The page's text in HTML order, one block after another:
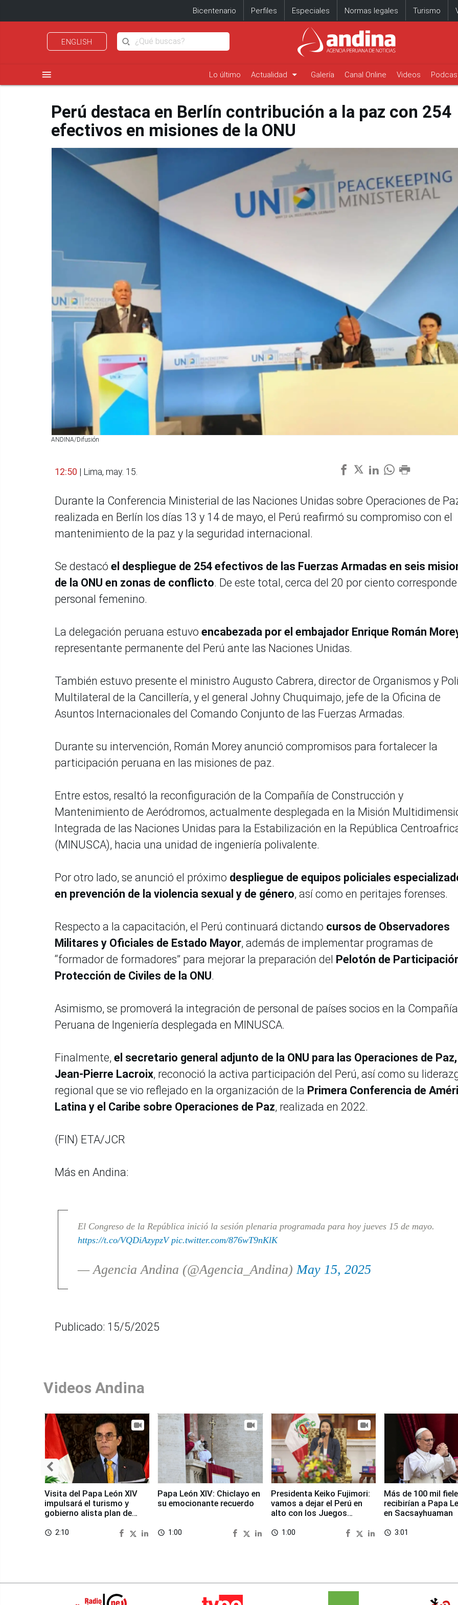
Bicentenario Perfiles Especiales Normas legales Turismo
ENGLISH
menu Lo último Actualidad arrow_drop_down Galería Canal Online Videos
Perú destaca en Berlín contribución a la paz con 254
efectivos en misiones de la ONU
ANDINA/Difusión
12:50 | Lima, may. 15.
Durante la Conferencia Ministerial de las Naciones Unidas sobre Operaciones de
realizada en Berlín los días 13 y 14 de mayo, el Perú reafirmó su compromiso con el
mantenimiento de la paz y la seguridad internacional.
Se destacó el despliegue de 254 efectivos de las Fuerzas Armadas en seis
de la ONU en zonas de conflicto. De este total, cerca del 20 por ciento
personal femenino.
La delegación peruana estuvo encabezada por el embajador Enrique Román
representante permanente del Perú ante las Naciones Unidas.
También estuvo presente el ministro Augusto Cabrera, director de Organismos y
Multilateral de la Cancillería, y el general Johny Chuquimajo, jefe de la Oficina de
Asuntos Internacionales del Comando Conjunto de las Fuerzas Armadas.
Durante su intervención, Román Morey anunció compromisos para fortalecer la
participación peruana en las misiones de paz.
Entre estos, resaltó la reconfiguración de la Compañía de Construcción y
Mantenimiento de Aeródromos, actualmente desplegada en la Misión
Integrada de las Naciones Unidas para la Estabilización en la República
(MINUSCA), hacia una unidad de ingeniería polivalente.
Por otro lado, se anunció el próximo despliegue de equipos policiales
en prevención de la violencia sexual y de género, así como en peritajes forenses.
Respecto a la capacitación, el Perú continuará dictando cursos de Observadores
Militares y Oficiales de Estado Mayor, además de implementar programas de
“formador de formadores” para mejorar la preparación del Pelotón de
Protección de Civiles de la ONU.
Asimismo, se promoverá la integración de personal de países socios en la Compañía
Peruana de Ingeniería desplegada en MINUSCA.
Finalmente, el secretario general adjunto de la ONU para las Operaciones de Paz,
Jean-Pierre Lacroix, reconoció la activa participación del Perú, así como su
regional que se vio reflejado en la organización de la Primera Conferencia de
Latina y el Caribe sobre Operaciones de Paz, realizada en 2022.
(FIN) ETA/JCR
Más en Andina:
El Congreso de la República inició la sesión plenaria programada para hoy jueves 15 de mayo.
https://t.co/VQDiAzypzV pic.twitter.com/876wT9nKlK
— Agencia Andina (@Agencia_Andina)May 15, 2025
Publicado: 15/5/2025
Videos Andina
Visita del Papa León XIV
impulsará el turismo y
gobierno alista plan de
access_time 2:10
Papa León XIV: Chiclayo en
su emocionante recuerdo
access_time 1:00
Presidenta Keiko Fujimori:
vamos a dejar el Perú en
alto con los Juegos
access_time 1:00
Más de 100 mil
recibirían a Papa
en Sacsayhuaman
access_time 3:01